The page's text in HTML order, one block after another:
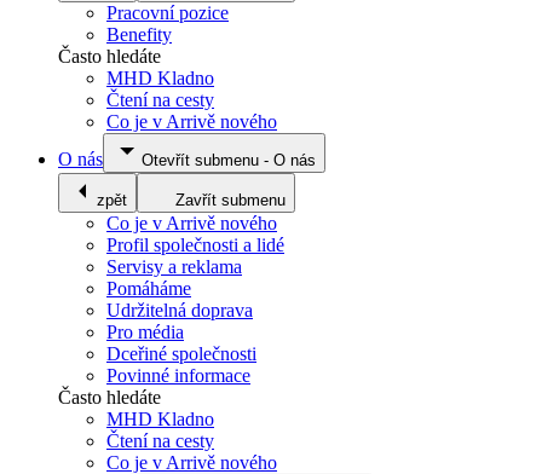
Pracovní pozice
Benefity
Často hledáte
MHD Kladno
Čtení na cesty
Co je v Arrivě nového
O nás
Otevřít submenu - O nás
zpět Zavřít submenu
Co je v Arrivě nového
Profil společnosti a lidé
Servisy a reklama
Pomáháme
Udržitelná doprava
Pro média
Dceřiné společnosti
Povinné informace
Často hledáte
MHD Kladno
Čtení na cesty
Co je v Arrivě nového